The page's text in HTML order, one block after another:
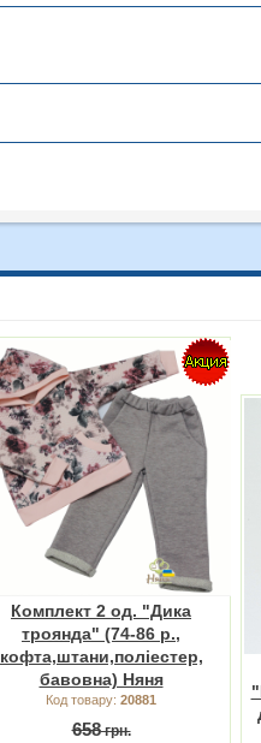
Комплект 2 од. "Дика
троянда" (74-86 р.,
кофта,штани,поліестер,
бавовна) Няня
Код товару: 20881
658грн.